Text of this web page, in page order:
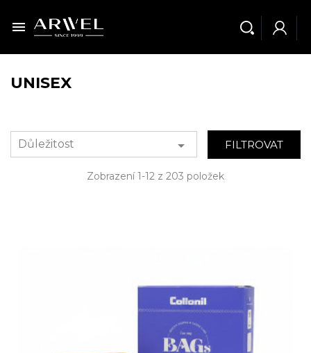

UNISEX
Důležitost  FILTROVAT
Zobrazení 1-12 z 203 položek